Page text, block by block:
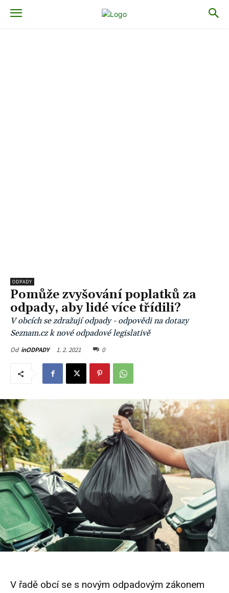
ODPADY
Pomůže zvyšování poplatků za
odpady, aby lidé více třídili?
V obcích se zdražují odpady - odpovědi na dotazy
Seznam.cz k nové odpadové legislativě
Od inODPADY 1. 2. 2021 0
V řadě obcí se s novým odpadovým zákonem